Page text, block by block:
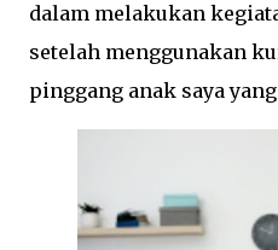
dalam melakukan
setelah menggunakan
pinggang anak saya